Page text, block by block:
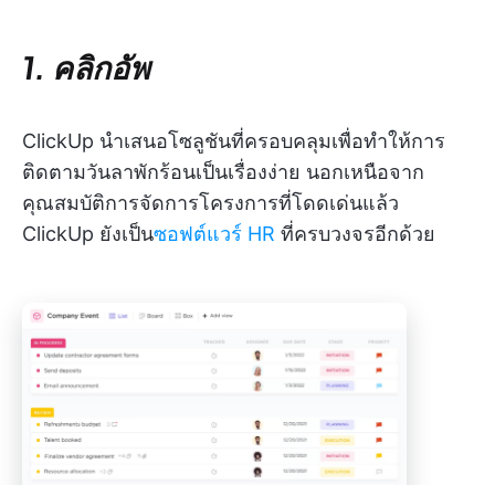
1. คลิกอัพ
ClickUp นำเสนอโซลูชันที่ครอบคลุมเพื่อทำให้การ
ติดตามวันลาพักร้อนเป็นเรื่องง่าย นอกเหนือจาก
คุณสมบัติการจัดการโครงการที่โดดเด่นแล้ว
ClickUp ยังเป็นซอฟต์แวร์ HR ที่ครบวงจรอีกด้วย